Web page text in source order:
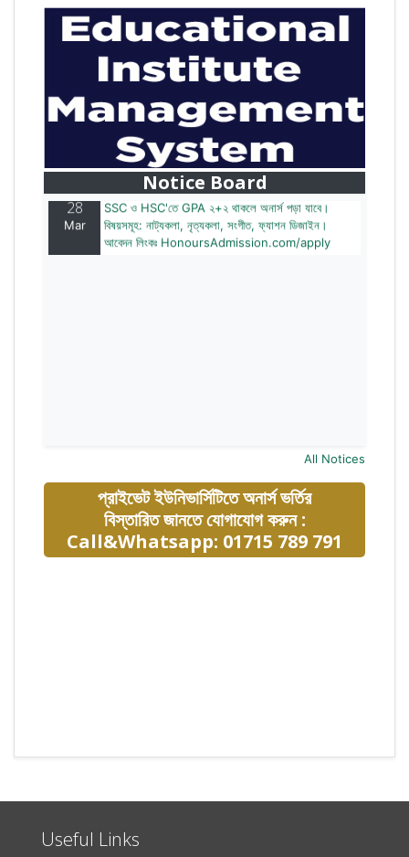
Notice Board
বাজেটের মধ্যে প্রাইভেট ইউনিভার্সিটিতে অনার্স পড়ার সুযোগ।
২০টির অধিক বিষয়, ৪ বছরে মোট খরচ ২ লক্ষ থেকে ৫ লক্ষ টাকা।
আবেদন লিংকঃ HonoursAdmission.com/apply
28
Mar
SSC ও HSC'তে GPA ২+২ থাকলে অনার্স পড়া যাবে।
বিষয়সমূহ: নাট্যকলা, নৃত্যকলা, সংগীত, ফ্যাশন ডিজাইন।
আবেদন লিংকঃ HonoursAdmission.com/apply
All Notices
প্রাইভেট ইউনিভার্সিটিতে অনার্স ভর্তির
বিস্তারিত জানতে যোগাযোগ করুন :
Call&Whatsapp: 01715 789 791
Useful Links